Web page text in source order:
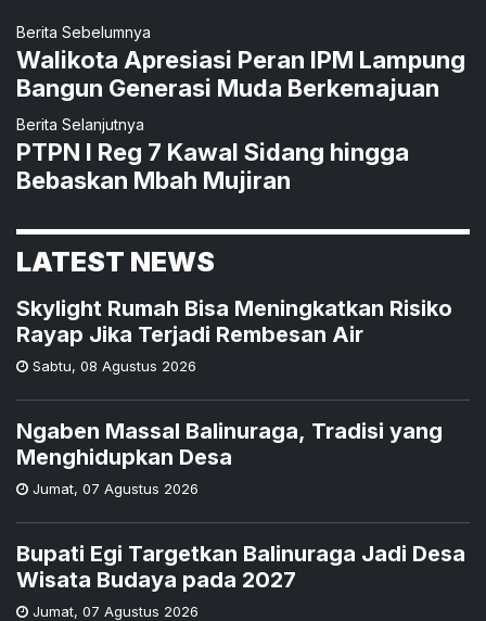
Berita Sebelumnya
Walikota Apresiasi Peran IPM Lampung
Bangun Generasi Muda Berkemajuan
Berita Selanjutnya
PTPN I Reg 7 Kawal Sidang hingga
Bebaskan Mbah Mujiran
LATEST NEWS
Skylight Rumah Bisa Meningkatkan Risiko
Rayap Jika Terjadi Rembesan Air
Sabtu, 08 Agustus 2026
Ngaben Massal Balinuraga, Tradisi yang
Menghidupkan Desa
Jumat, 07 Agustus 2026
Bupati Egi Targetkan Balinuraga Jadi Desa
Wisata Budaya pada 2027
Jumat, 07 Agustus 2026